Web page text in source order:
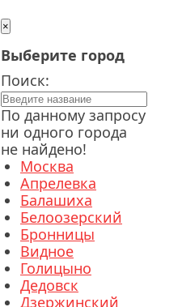
×
Выберите город
Поиск:
По данному запросу
ни одного города
не найдено!
Москва
Апрелевка
Балашиха
Белоозерский
Бронницы
Видное
Голицыно
Дедовск
Дзержинский